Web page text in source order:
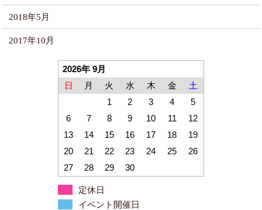
2018年5月
2017年10月
2026年 9月
日
月 火 水 木 金
土
1
2 3 4
5
6
7 8 9 10 11
12
13
14 15 16 17 18
19
20
21 22 23 24 25
26
27
28 29 30
定休日
イベント開催日